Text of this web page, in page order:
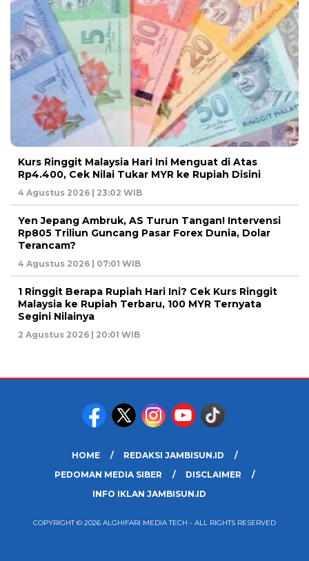
Kurs Ringgit Malaysia Hari Ini Menguat di Atas
Rp4.400, Cek Nilai Tukar MYR ke Rupiah Disini
4 Agustus 2026 | 23:02 WIB
Yen Jepang Ambruk, AS Turun Tangan! Intervensi
Rp805 Triliun Guncang Pasar Forex Dunia, Dolar
Terancam?
4 Agustus 2026 | 07:01 WIB
1 Ringgit Berapa Rupiah Hari Ini? Cek Kurs Ringgit
Malaysia ke Rupiah Terbaru, 100 MYR Ternyata
Segini Nilainya
2 Agustus 2026 | 20:01 WIB
HOME
REDAKSI JAMBISUN.ID
PEDOMAN MEDIA SIBER
DISCLAIMER
INFO IKLAN JAMBISUN.ID
COPYRIGHT © 2026 ALGHIFARI MEDIA TECH - ALL RIGHTS RESERVED